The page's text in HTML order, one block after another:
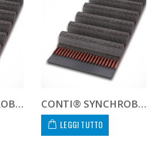
CONTI® SYNCHROBELT 507XH300 CONTI® SYNCHROBELT 510H300
LEGGI TUTTO